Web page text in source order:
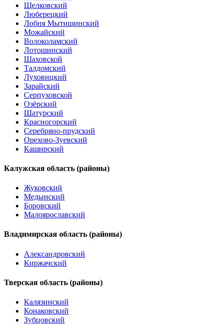
Щелковский
Люберецкий
Лобня Мытищинский
Можайский
Волоколамский
Лотошинский
Шаховской
Талдомский
Луховицкий
Зарайский
Серпуховской
Озёрский
Шатурский
Красногорский
Серебряно-прудский
Орехово-Зуевский
Каширский
Калужская область (районы)
Жуковский
Медынский
Боровский
Малоярославский
Владимирская область (районы)
Александровский
Киржачский
Тверская область (районы)
Калязинский
Конаковский
Зубцовский